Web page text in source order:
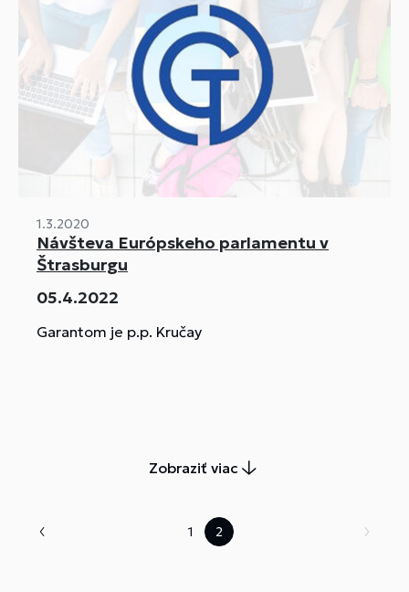
1.3.2020
Návšteva Európskeho parlamentu v
Štrasburgu
05.4.2022
Garantom je p.p. Kručay
Zobraziť viac
1 2